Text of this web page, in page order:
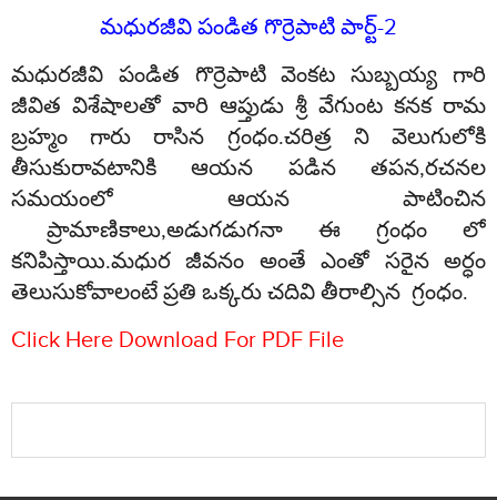
మధురజీవి పండిత గొర్రెపాటి పార్ట్-2
మధురజీవి పండిత గొర్రెపాటి వెంకట సుబ్బయ్య గారి
జీవిత విశేషాలతో వారి ఆప్తుడు శ్రీ వేగుంట కనక రామ
బ్రహ్మం గారు రాసిన గ్రంధం.చరిత్ర ని వెలుగులోకి
తీసుకురావటానికి ఆయన పడిన తపన,రచనల
సమయంలో ఆయన పాటించిన
ప్రామాణికాలు,అడుగడుగనా ఈ గ్రంధం లో
కనిపిస్తాయి.మధుర జీవనం అంతే ఎంతో సరైన అర్ధం
తెలుసుకోవాలంటే ప్రతి ఒక్కరు చదివి తీరాల్సిన గ్రంధం.
Click Here Download For PDF File